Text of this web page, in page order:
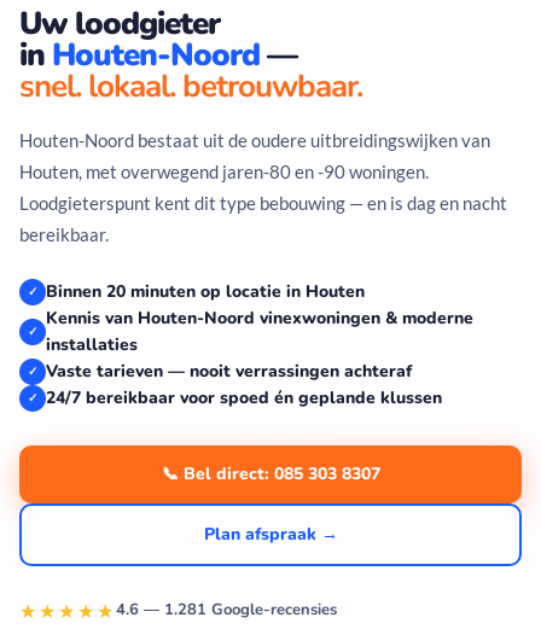
Uw loodgieter
in Houten-Noord—
snel. lokaal. betrouwbaar.
Houten-Noord bestaat uit de oudere uitbreidingswijken van
Houten, met overwegend jaren-80 en -90 woningen.
Loodgieterspunt kent dit type bebouwing — en is dag en nacht
bereikbaar.
✓ Binnen 20 minuten op locatie in Houten
✓
Kennis van Houten-Noord vinexwoningen & moderne
installaties
✓ Vaste tarieven — nooit verrassingen achteraf
✓ 24/7 bereikbaar voor spoed én geplande klussen
📞 Bel direct: 085 303 8307
Plan afspraak →
★★★★★4.6 — 1.281 Google-recensies